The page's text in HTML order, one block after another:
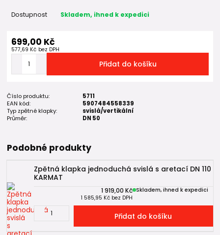
Dostupnost Skladem, ihned k expedici
699,00 Kč
577,69 Kč bez DPH
Přidat do košíku
Číslo produktu:
5711
EAN kód:
5907484558339
Typ zpětné klapky:
svislá/vertikální
Průměr:
DN 50
Podobné produkty
Zpětná klapka jednoduchá svislá s aretací DN 110
KARMAT
1 919,00 Kč
1 585,95 Kč bez DPH
Skladem, ihned k expedici
Přidat do košíku